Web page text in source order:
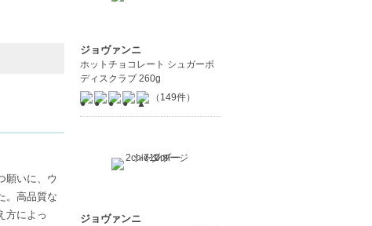
願いに、ウ
。高品質な
方によっ
ジョヴァンニ
ホットチョコレート シュガーボ
ディスクラブ 260g
（149件）
ジョヴァンニ